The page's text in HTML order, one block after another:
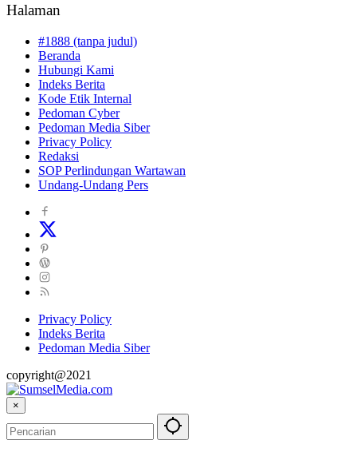
Halaman
#1888 (tanpa judul)
Beranda
Hubungi Kami
Indeks Berita
Kode Etik Internal
Pedoman Cyber
Pedoman Media Siber
Privacy Policy
Redaksi
SOP Perlindungan Wartawan
Undang-Undang Pers
Privacy Policy
Indeks Berita
Pedoman Media Siber
copyright@2021
×